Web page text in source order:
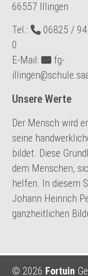
‏66557 Illingen
‏Tel.:
06825 /
0
‏E-Mail:
fg-
Unsere Werte
Der Mensch wird
seine
bildet. Diese
dem Menschen,
helfen. In diesem
Johann Heinrich
ganzheitlichen
© 2026 Fortuin